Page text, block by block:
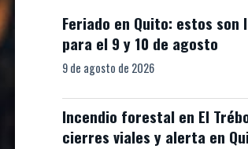
Feriado en Quito: estos son
para el 9 y 10 de agosto
9 de agosto de 2026
Incendio forestal en El
cierres viales y alerta en